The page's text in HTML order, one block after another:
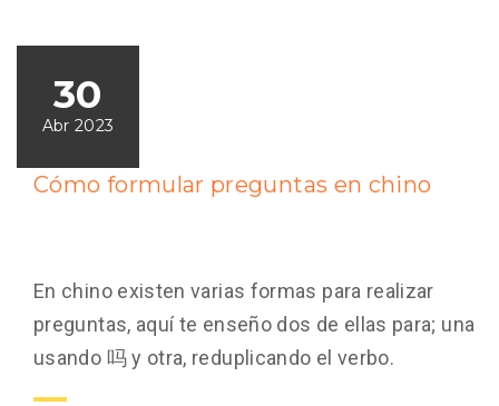
30
Abr 2023
Cómo formular preguntas en chino
En chino existen varias formas para realizar
preguntas, aquí te enseño dos de ellas para; una
usando 吗 y otra, reduplicando el verbo.